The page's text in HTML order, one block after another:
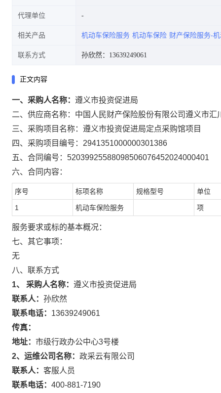
代理单位
相关产品 机动车保险服务 机动车保险 财产保险服务-
联系方式 孙欣然：13639249061
正文内容
一、采购人名称： 遵义市投资促进局
二、供应商名称： 中国人民财产保险股份有限公司遵义市汇
三、采购项目名称： 遵义市投资促进局定点采购馆项目
四、采购项目编号： 2941351000000301386
五、合同编号： 52039925588098506076452024000401
六、合同内容：
序号 标项名称 规格型号 单位
1 机动车保险服务 项
服务要求或标的基本概况：
七、其它事项：
无
八、联系方式
1、 采购人名称： 遵义市投资促进局
联系人： 孙欣然
联系电话： 13639249061
传真：
地址： 市级行政办公中心3号楼
2、运维公司名称： 政采云有限公司
联系人： 客服人员
联系电话： 400-881-7190